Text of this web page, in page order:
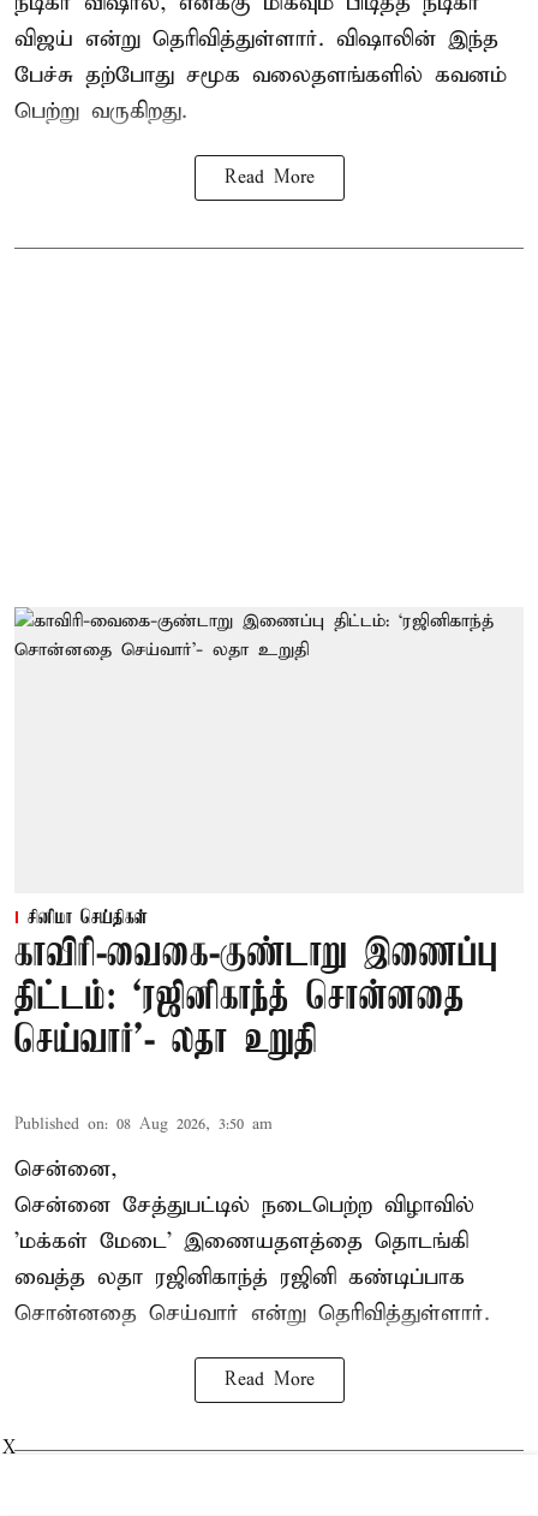
விஜய் என்று தெரிவித்துள்ளார். விஷாலின் இந்த
பேச்சு தற்போது சமூக வலைதளங்களில் கவனம்
பெற்று வருகிறது.
Read More
சினிமா செய்திகள்
காவிரி-வைகை-குண்டாறு இணைப்பு
திட்டம்: ‘ரஜினிகாந்த் சொன்னதை
செய்வார்’- லதா உறுதி
Published on: 08 Aug 2026, 3:50 am
சென்னை,
சென்னை சேத்துபட்டில் நடைபெற்ற விழாவில்
'மக்கள் மேடை' இணையதளத்தை தொடங்கி
வைத்த லதா ரஜினிகாந்த் ரஜினி கண்டிப்பாக
சொன்னதை செய்வார் என்று தெரிவித்துள்ளார்.
Read More
X